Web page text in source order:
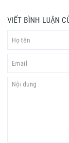
VIẾT BÌNH LUẬN